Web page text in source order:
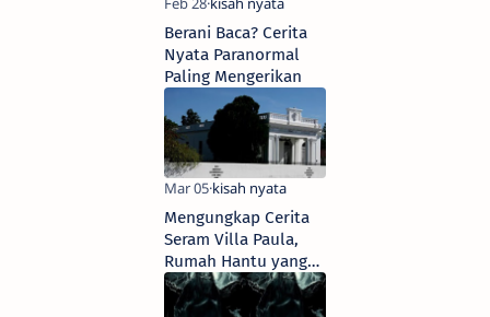
Berani Baca? Cerita
Nyata Paranormal
Paling Mengerikan
Mengungkap Cerita
Seram Villa Paula,
Rumah Hantu yang
Tidak Segera Laris
Dipasarkan